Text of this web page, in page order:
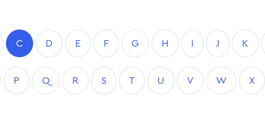
C D E F G H I J K
P Q R S T U V W X